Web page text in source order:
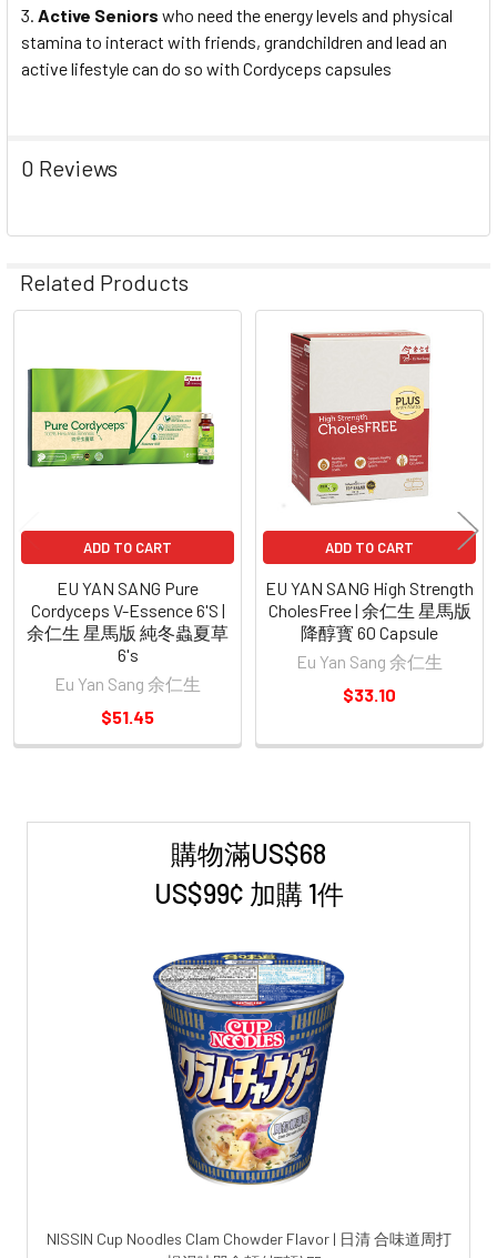
購物滿US$68
US$99¢ 加購 1件
NISSIN Cup Noodles Clam Chowder Flavor | 日清 合味道周打
Active Seniors who need the energy levels and physical
stamina to interact with friends, grandchildren and lead an
active lifestyle can do so with Cordyceps capsules
0 Reviews
Related Products
Related
Products
ADD TO CART
EU YAN SANG Pure
Cordyceps V-Essence 6'S |
余仁生 星馬版 純冬蟲夏草
6's
Eu Yan Sang 余仁生
$51.45
ADD TO CART
EU YAN SANG High Strength
CholesFree | 余仁生 星馬版
降醇寳 60 Capsule
Eu Yan Sang 余仁生
$33.10